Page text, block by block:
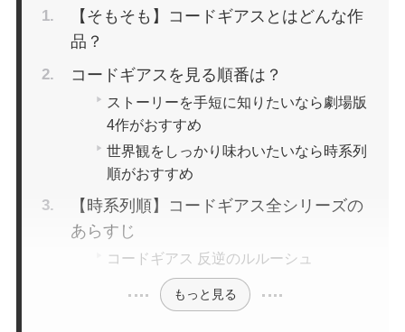
【そもそも】コードギアスとはどんな作
品？
コードギアスを見る順番は？
ストーリーを手短に知りたいなら劇場版
4作がおすすめ
世界観をしっかり味わいたいなら時系列
順がおすすめ
【時系列順】コードギアス全シリーズの
あらすじ
コードギアス 反逆のルルーシュ
もっと見る